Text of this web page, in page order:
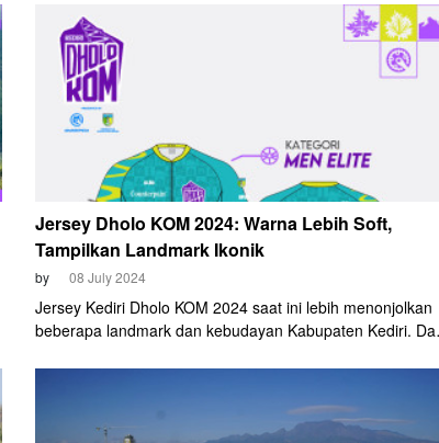
event Kediri Dholo KOM 2024. Oleh karena itu, transfer
service telah disiapkan. Terdapat dua opsi pilihan
pemulangan peserta dan barang bawaannya dari titik finis
di lokasi Air Terjun Dholo.
Jersey Dholo KOM 2024: Warna Lebih Soft,
Tampilkan Landmark Ikonik
by 08 July 2024
Jersey Kediri Dholo KOM 2024 saat ini lebih menonjolkan
beberapa landmark dan kebudayan Kabupaten Kediri.
Kediri. Semuanya dirangkum menjadi background siluet
pada tampak depan dan belakang jersey.